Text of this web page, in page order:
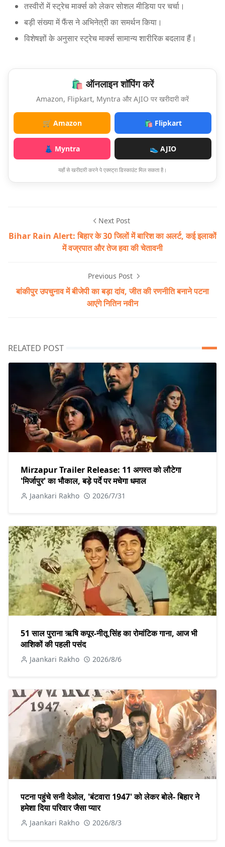
तस्वीरों में स्ट्रेच मार्क्स को लेकर सोशल मीडिया पर चर्चा।
बड़ी संख्या में फैंस ने अभिनेत्री का समर्थन किया।
विशेषज्ञों के अनुसार स्ट्रेच मार्क्स सामान्य शारीरिक बदलाव हैं।
🛍️ ऑनलाइन शॉपिंग करें
Amazon, Flipkart, Myntra और AJIO पर खरीदारी करें
🛒 Amazon 🛍️ Flipkart
👗 Myntra 👟 AJIO
यहाँ से खरीदारी करने पे एक्स्ट्रा डिस्काउंट मिल सकता है।
Next Post
Bihar Rain Alert: बिहार के 30 जिलों में बारिश का अलर्ट, कई इलाकों
में वज्रपात और तेज हवा की चेतावनी
Previous Post
बांकीपुर उपचुनाव में बीजेपी का बड़ा दांव, जीत की रणनीति बनाने पटना
आएंगे नितिन नवीन
RELATED POST
Mirzapur Trailer Release: 11 अगस्त को लौटेगा
'मिर्जापुर' का भौकाल, बड़े पर्दे पर मचेगा धमाल
Jaankari Rakho 2026/7/31
51 साल पुराना ऋषि कपूर-नीतू सिंह का रोमांटिक गाना, आज भी
आशिकों की पहली पसंद
Jaankari Rakho 2026/8/6
पटना पहुंचे सनी देओल, 'बंटवारा 1947' को लेकर बोले- बिहार ने
हमेशा दिया परिवार जैसा प्यार
Jaankari Rakho 2026/8/3